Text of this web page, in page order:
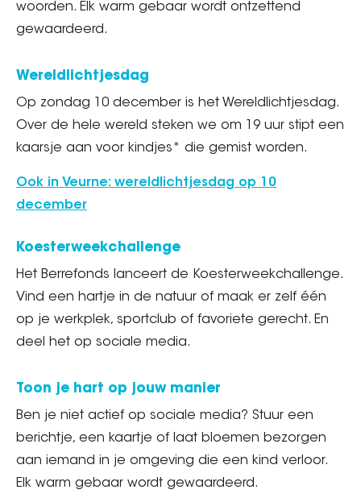
woorden. Elk warm gebaar wordt ontzettend
gewaardeerd.
Wereldlichtjesdag
Op zondag 10 december is het Wereldlichtjesdag.
Over de hele wereld steken we om 19 uur stipt een
kaarsje aan voor kindjes* die gemist worden.
Ook in Veurne: wereldlichtjesdag op 10
december
Koesterweekchallenge
Het Berrefonds lanceert de Koesterweekchallenge.
Vind een hartje in de natuur of maak er zelf één
op je werkplek, sportclub of favoriete gerecht. En
deel het op sociale media.
Toon je hart op jouw manier
Ben je niet actief op sociale media? Stuur een
berichtje, een kaartje of laat bloemen bezorgen
aan iemand in je omgeving die een kind verloor.
Elk warm gebaar wordt gewaardeerd.